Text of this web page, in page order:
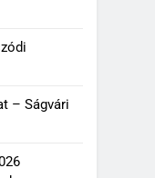
– Ságvári